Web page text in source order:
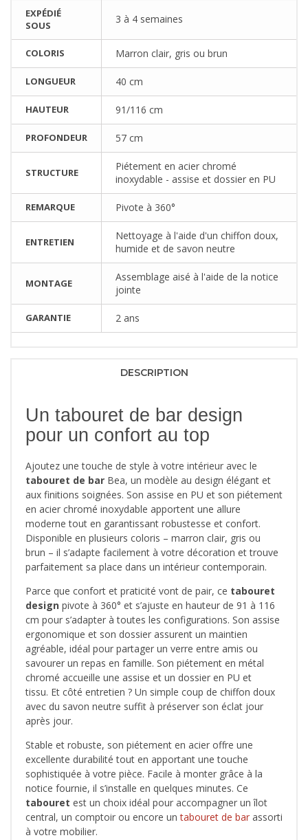
EXPÉDIÉ
SOUS
3 à 4 semaines
COLORIS Marron clair, gris ou brun
LONGUEUR 40 cm
HAUTEUR 91/116 cm
PROFONDEUR 57 cm
STRUCTURE
Piétement en acier chromé
inoxydable - assise et dossier en PU
REMARQUE Pivote à 360°
ENTRETIEN
Nettoyage à l'aide d'un chiffon doux,
humide et de savon neutre
MONTAGE
Assemblage aisé à l'aide de la notice
jointe
GARANTIE 2 ans
DESCRIPTION
Un tabouret de bar design
pour un confort au top
Ajoutez une touche de style à votre intérieur avec le
tabouret de bar Bea, un modèle au design élégant et
aux finitions soignées. Son assise en PU et son piétement
en acier chromé inoxydable apportent une allure
moderne tout en garantissant robustesse et confort.
Disponible en plusieurs coloris – marron clair, gris ou
brun – il s’adapte facilement à votre décoration et trouve
parfaitement sa place dans un intérieur contemporain.
Parce que confort et praticité vont de pair, ce tabouret
design pivote à 360° et s’ajuste en hauteur de 91 à 116
cm pour s’adapter à toutes les configurations. Son assise
ergonomique et son dossier assurent un maintien
agréable, idéal pour partager un verre entre amis ou
savourer un repas en famille. Son piétement en métal
chromé accueille une assise et un dossier en PU et
tissu. Et côté entretien ? Un simple coup de chiffon doux
avec du savon neutre suffit à préserver son éclat jour
après jour.
Stable et robuste, son piétement en acier offre une
excellente durabilité tout en apportant une touche
sophistiquée à votre pièce. Facile à monter grâce à la
notice fournie, il s’installe en quelques minutes. Ce
tabouret est un choix idéal pour accompagner un îlot
central, un comptoir ou encore untabouret de bar assorti
à votre mobilier.